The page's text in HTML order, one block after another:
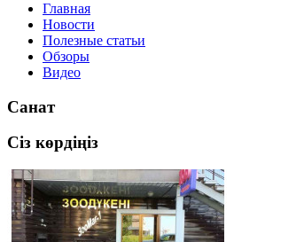
Главная
Новости
Полезные статьи
Обзоры
Видео
Санат
Сіз көрдіңіз